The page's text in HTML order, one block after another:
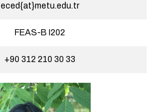
eced{at}metu.edu.tr
FEAS-B I202
+90 312 210 30 33